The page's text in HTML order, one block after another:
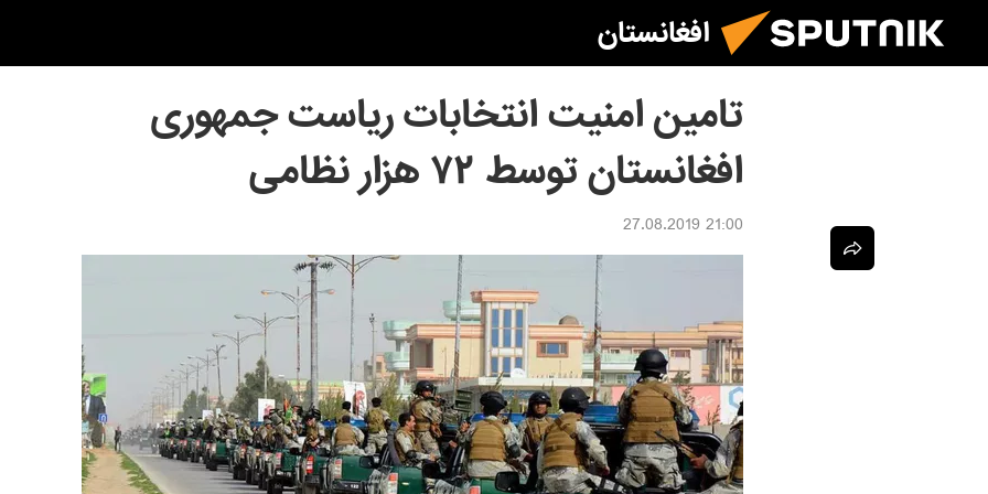
افغانستان
تامین امنیت انتخابات ریاست جمهوری
افغانستان توسط ۷۲ هزار نظامی
21:00 27.08.2019